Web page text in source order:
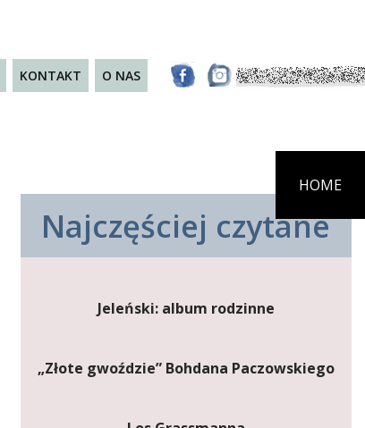
KONTAKT O NAS
HOME
Najczęściej czytane
Jeleński: album rodzinne
„Złote gwoździe” Bohdana Paczowskiego